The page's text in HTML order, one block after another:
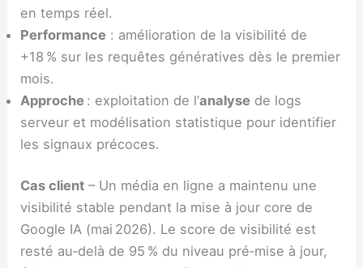
en temps réel.
Performance : amélioration de la visibilité de
+18 % sur les requêtes génératives dès le premier
mois.
Approche : exploitation de l’analyse de logs
serveur et modélisation statistique pour identifier
les signaux précoces.
Cas client – Un média en ligne a maintenu une
visibilité stable pendant la mise à jour core de
Google IA (mai 2026). Le score de visibilité est
resté au‑delà de 95 % du niveau pré‑mise à jour,